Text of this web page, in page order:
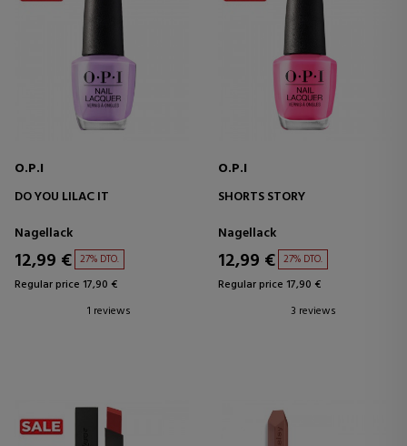
O.P.I
DO YOU LILAC IT
Nagellack
12,99 € 27% DTO.
Regular price 17,90 €
1 reviews
O.P.I
SHORTS STORY
Nagellack
12,99 € 27% DTO.
Regular price 17,90 €
3 reviews